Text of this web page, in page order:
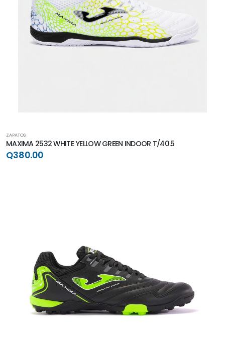
ZAPATOS
MAXIMA 2532 WHITE YELLOW GREEN INDOOR T/40.5
Q380.00